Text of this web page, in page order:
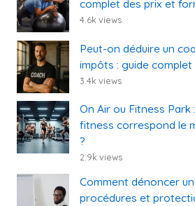
complet des prix et
4.6k views
Peut-on déduire un
impôts : guide complet
3.4k views
On Air ou Fitness Park
fitness correspond le
?
2.9k views
Comment dénoncer
procédures et